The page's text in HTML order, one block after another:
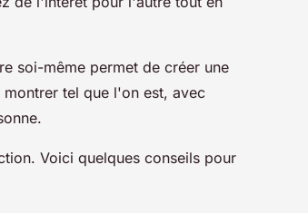
soi-même permet de créer une
tel que l'on est, avec
Voici quelques conseils pour